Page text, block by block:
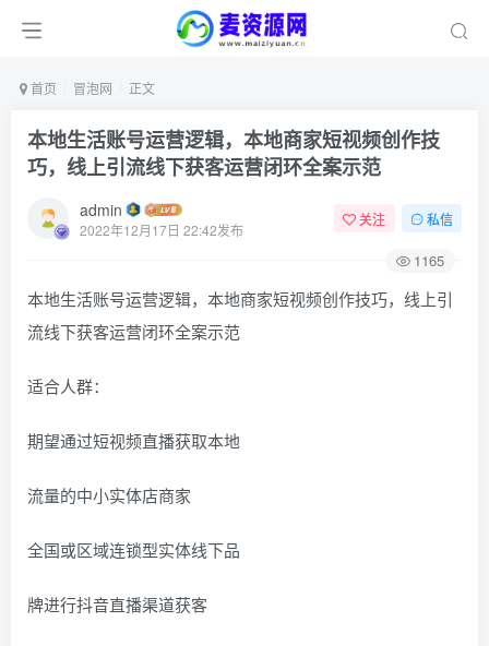
首页 冒泡网 正文
本地生活账号运营逻辑，本地商家短视频创作技
巧，线上引流线下获客运营闭环全案示范
admin
2022年12月17日 22:42发布
关注 私信
1165
本地生活账号运营逻辑，本地商家短视频创作技巧，线上引
流线下获客运营闭环全案示范
适合人群：
期望通过短视频直播获取本地
流量的中小实体店商家
全国或区域连锁型实体线下品
牌进行抖音直播渠道获客